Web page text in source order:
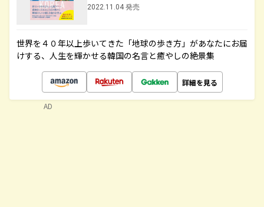
2022.11.04 発売
世界を４０年以上歩いてきた「地球の歩き方」があなたにお届
けする、人生を輝かせる韓国の名言と癒やしの絶景集
詳細を見る
AD